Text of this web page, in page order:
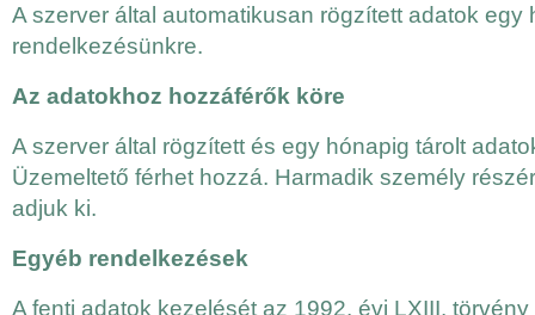
A szerver által automatikusan rögzített adatok egy
rendelkezésünkre.
Az adatokhoz hozzáférők köre
A szerver által rögzített és egy hónapig tárolt
Üzemeltető férhet hozzá. Harmadik személy
adjuk ki.
Egyéb rendelkezések
A fenti adatok kezelését az 1992. évi LXIII.